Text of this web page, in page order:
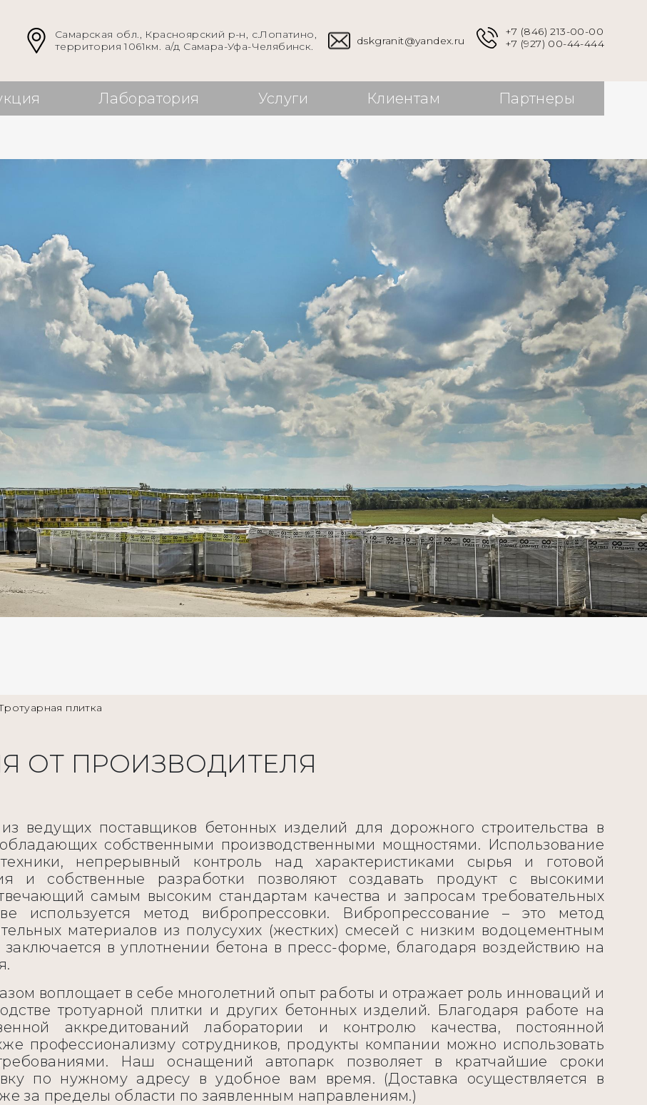
Лаборатория Услуги Клиентам Партнеры
Самарская обл., Красноярский р-н, с.Лопатино,
территория 1061км. а/д Самара-Уфа-Челябинск.
dskgranit@yandex.ru
+7 (846) 213-00-00
+7 (927) 00-44-444
плитка
ОТ ПРОИЗВОДИТЕЛЯ
ведущих поставщиков бетонных изделий для дорожного строительства в
собственными производственными мощностями. Использование
непрерывный контроль над характеристиками сырья и готовой
и собственные разработки позволяют создавать продукт с высокими
самым высоким стандартам качества и запросам требовательных
используется метод вибропрессовки. Вибропрессование – это метод
материалов из полусухих (жестких) смесей с низким водоцементным
в уплотнении бетона в пресс-форме, благодаря воздействию на
воплощает в себе многолетний опыт работы и отражает роль инноваций и
тротуарной плитки и других бетонных изделий. Благодаря работе на
аккредитований лаборатории и контролю качества, постоянной
профессионализму сотрудников, продукты компании можно использовать
Наш оснащений автопарк позволяет в кратчайшие сроки
по нужному адресу в удобное вам время. (Доставка осуществляется в
за пределы области по заявленным направлениям.)